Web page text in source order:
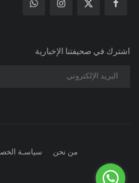
اشترك في صحيفتنا الإخبارية
من نحن سياسـة